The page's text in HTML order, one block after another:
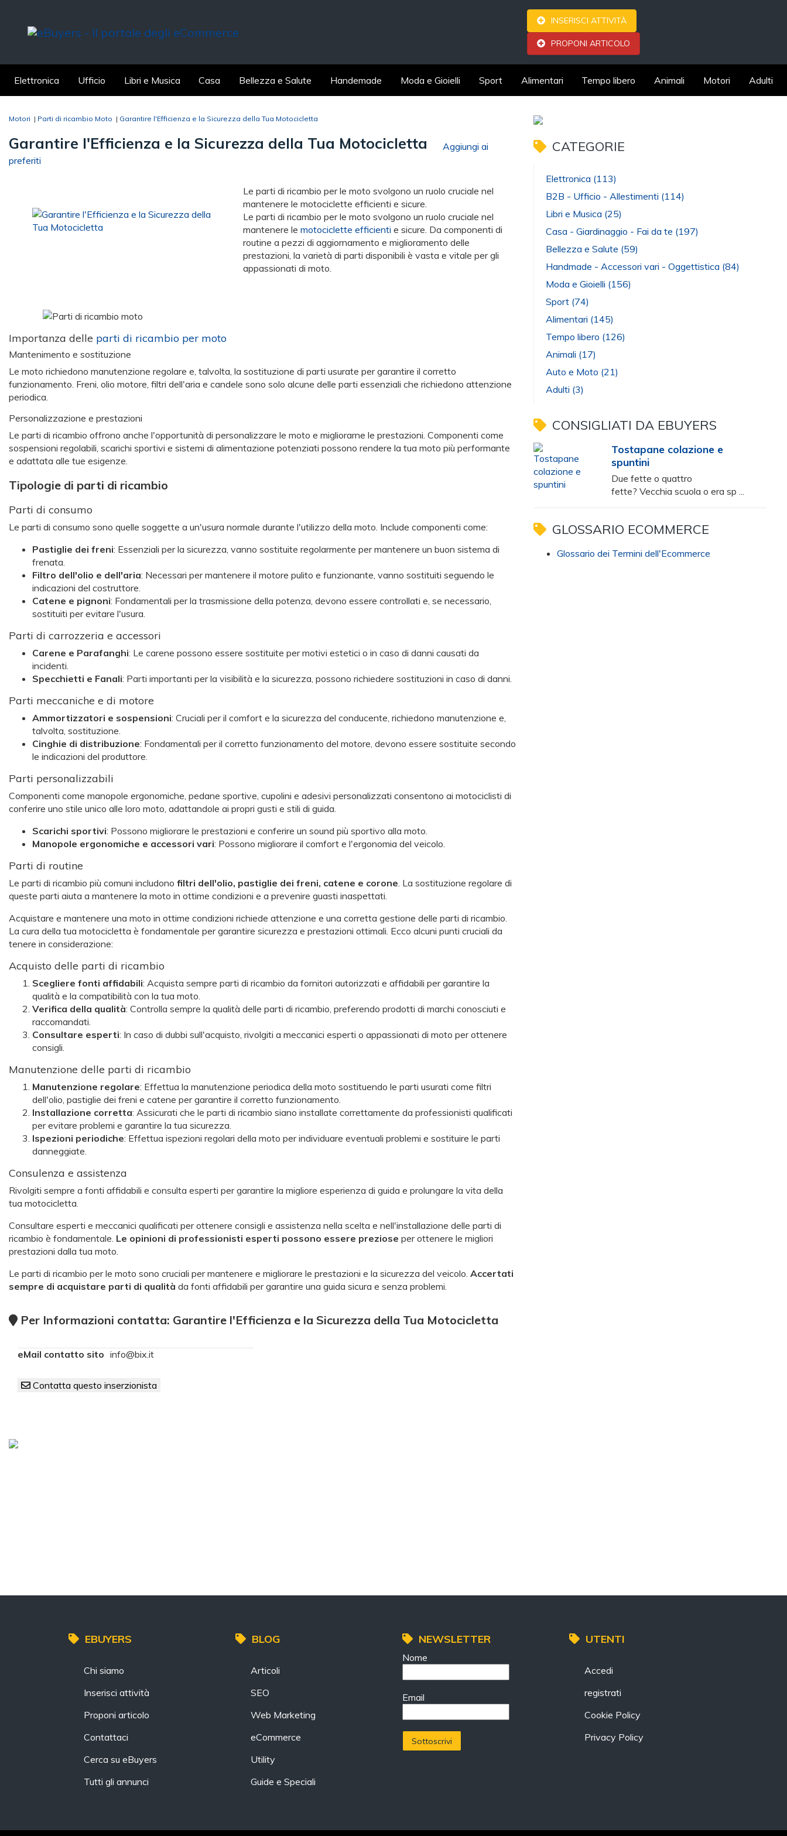
INSERISCI ATTIVITÀ
PROPONI ARTICOLO
Elettronica Ufficio Libri e Musica Casa Bellezza e Salute Handemade Moda e Gioielli Sport Alimentari Tempo libero Animali Motori Adulti
Motori | Parti di ricambio Moto | Garantire l'Efficienza e la Sicurezza della Tua Motocicletta
Garantire l'Efficienza e la Sicurezza della Tua Motocicletta
Aggiungi ai
preferiti
Le parti di ricambio per le moto svolgono un ruolo cruciale nel
mantenere le motociclette efficienti e sicure.
Le parti di ricambio per le moto svolgono un ruolo cruciale nel
mantenere le motociclette efficienti e sicure. Da componenti di
routine a pezzi di aggiornamento e miglioramento delle
prestazioni, la varietà di parti disponibili è vasta e vitale per gli
appassionati di moto.
Importanza delle parti di ricambio per moto
Mantenimento e sostituzione
Le moto richiedono manutenzione regolare e, talvolta, la sostituzione di parti usurate per garantire il corretto
funzionamento. Freni, olio motore, filtri dell'aria e candele sono solo alcune delle parti essenziali che richiedono attenzione
periodica.
Personalizzazione e prestazioni
Le parti di ricambio offrono anche l'opportunità di personalizzare le moto e migliorarne le prestazioni. Componenti come
sospensioni regolabili, scarichi sportivi e sistemi di alimentazione potenziati possono rendere la tua moto più performante
e adattata alle tue esigenze.
Tipologie di parti di ricambio
Parti di consumo
Le parti di consumo sono quelle soggette a un'usura normale durante l'utilizzo della moto. Include componenti come:
Pastiglie dei freni: Essenziali per la sicurezza, vanno sostituite regolarmente per mantenere un buon sistema di
frenata.
Filtro dell'olio e dell'aria: Necessari per mantenere il motore pulito e funzionante, vanno sostituiti seguendo le
indicazioni del costruttore.
Catene e pignoni: Fondamentali per la trasmissione della potenza, devono essere controllati e, se necessario,
sostituiti per evitare l'usura.
Parti di carrozzeria e accessori
Carene e Parafanghi: Le carene possono essere sostituite per motivi estetici o in caso di danni causati da
incidenti.
Specchietti e Fanali: Parti importanti per la visibilità e la sicurezza, possono richiedere sostituzioni in caso di danni.
Parti meccaniche e di motore
Ammortizzatori e sospensioni: Cruciali per il comfort e la sicurezza del conducente, richiedono manutenzione e,
talvolta, sostituzione.
Cinghie di distribuzione: Fondamentali per il corretto funzionamento del motore, devono essere sostituite secondo
le indicazioni del produttore.
Parti personalizzabili
Componenti come manopole ergonomiche, pedane sportive, cupolini e adesivi personalizzati consentono ai motociclisti di
conferire uno stile unico alle loro moto, adattandole ai propri gusti e stili di guida.
Scarichi sportivi: Possono migliorare le prestazioni e conferire un sound più sportivo alla moto.
Manopole ergonomiche e accessori vari: Possono migliorare il comfort e l'ergonomia del veicolo.
Parti di routine
Le parti di ricambio più comuni includono filtri dell'olio, pastiglie dei freni, catene e corone. La sostituzione regolare di
queste parti aiuta a mantenere la moto in ottime condizioni e a prevenire guasti inaspettati.
Acquistare e mantenere una moto in ottime condizioni richiede attenzione e una corretta gestione delle parti di ricambio.
La cura della tua motocicletta è fondamentale per garantire sicurezza e prestazioni ottimali. Ecco alcuni punti cruciali da
tenere in considerazione:
Acquisto delle parti di ricambio
Scegliere fonti affidabili: Acquista sempre parti di ricambio da fornitori autorizzati e affidabili per garantire la
qualità e la compatibilità con la tua moto.
Verifica della qualità: Controlla sempre la qualità delle parti di ricambio, preferendo prodotti di marchi conosciuti e
raccomandati.
Consultare esperti: In caso di dubbi sull'acquisto, rivolgiti a meccanici esperti o appassionati di moto per ottenere
consigli.
Manutenzione delle parti di ricambio
Manutenzione regolare: Effettua la manutenzione periodica della moto sostituendo le parti usurati come filtri
dell'olio, pastiglie dei freni e catene per garantire il corretto funzionamento.
Installazione corretta: Assicurati che le parti di ricambio siano installate correttamente da professionisti qualificati
per evitare problemi e garantire la tua sicurezza.
Ispezioni periodiche: Effettua ispezioni regolari della moto per individuare eventuali problemi e sostituire le parti
danneggiate.
Consulenza e assistenza
Rivolgiti sempre a fonti affidabili e consulta esperti per garantire la migliore esperienza di guida e prolungare la vita della
tua motocicletta.
Consultare esperti e meccanici qualificati per ottenere consigli e assistenza nella scelta e nell'installazione delle parti di
ricambio è fondamentale. Le opinioni di professionisti esperti possono essere preziose per ottenere le migliori
prestazioni dalla tua moto.
Le parti di ricambio per le moto sono cruciali per mantenere e migliorare le prestazioni e la sicurezza del veicolo. Accertati
sempre di acquistare parti di qualità da fonti affidabili per garantire una guida sicura e senza problemi.
Per Informazioni contatta: Garantire l'Efficienza e la Sicurezza della Tua Motocicletta
eMail contatto sito info@bix.it
Contatta questo inserzionista
CATEGORIE
Elettronica (113)
B2B - Ufficio - Allestimenti (114)
Libri e Musica (25)
Casa - Giardinaggio - Fai da te (197)
Bellezza e Salute (59)
Handmade - Accessori vari - Oggettistica (84)
Moda e Gioielli (156)
Sport (74)
Alimentari (145)
Tempo libero (126)
Animali (17)
Auto e Moto (21)
Adulti (3)
CONSIGLIATI DA EBUYERS
Tostapane colazione e
spuntini
Due fette o quattro
fette? Vecchia scuola o era sp ...
GLOSSARIO ECOMMERCE
Glossario dei Termini dell'Ecommerce
EBUYERS
Chi siamo
Inserisci attività
Proponi articolo
Contattaci
Cerca su eBuyers
Tutti gli annunci
BLOG
Articoli
SEO
Web Marketing
eCommerce
Utility
Guide e Speciali
NEWSLETTER
Nome
Email
UTENTI
Accedi
registrati
Cookie Policy
Privacy Policy